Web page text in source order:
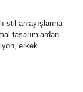
stil anlayışlarına
tasarımlardan
erkek